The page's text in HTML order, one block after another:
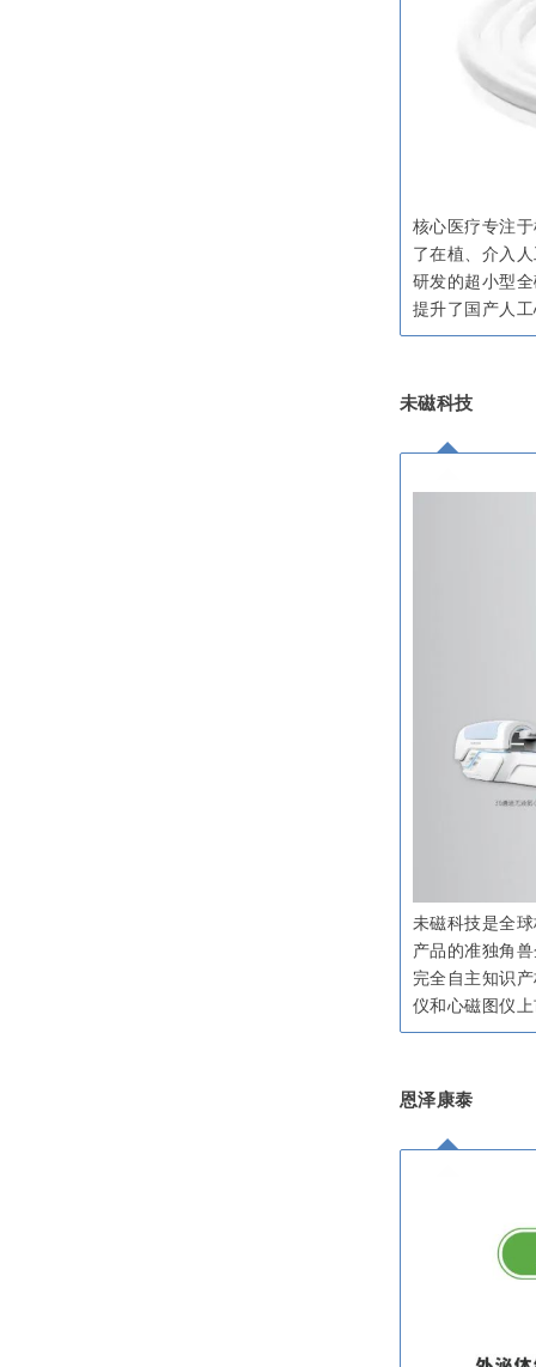
核心医疗专注
了在植、介入
研发的超小型
提升了国产人
未磁科技
未磁科技是全
产品的准独角
完全自主知识
仪和心磁图仪上
恩泽康泰